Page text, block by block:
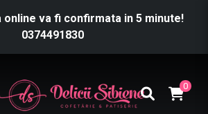
online va fi confirmata in 5 minute!
0374491830
0